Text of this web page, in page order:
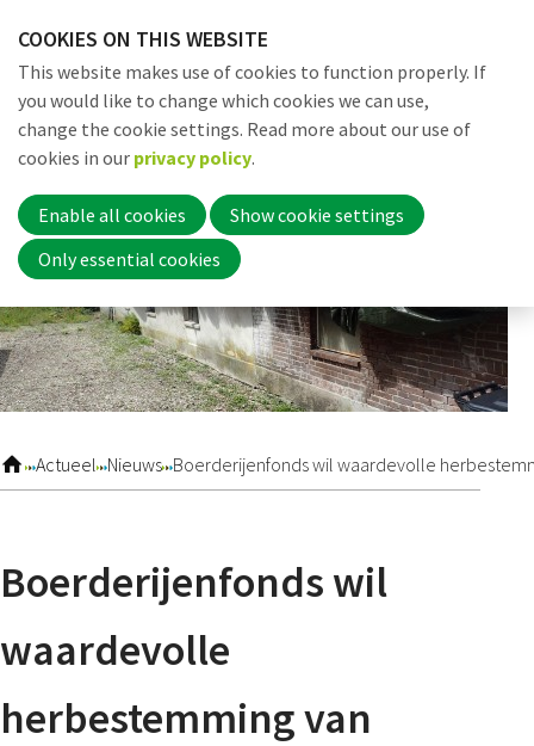
links
Jump
to
navigation
to
main
content
Actueel Nieuws Boerderijenfonds wil waardevolle
Boerderijenfonds wil
waardevolle
herbestemming van
Home
Nieuwsbrief
COOKIES ON THIS WEBSITE
This website makes use of cookies to function properly. If
you would like to change which cookies we can use,
change the cookie settings. Read more about our use of
cookies in our privacy policy.
Enable all cookies
Show cookie settings
Only essential cookies